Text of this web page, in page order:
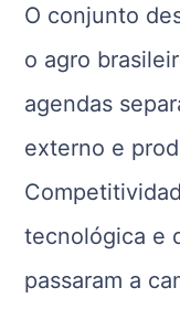
O conjunto
o agro
agendas
externo e
tecnológica e
passaram a